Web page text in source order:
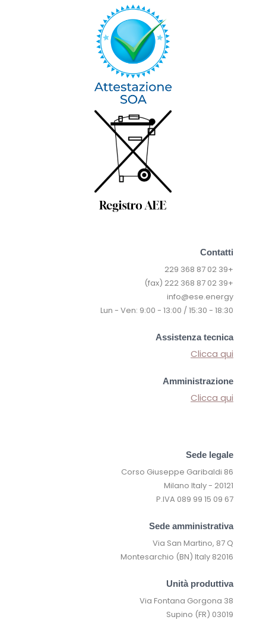
Contatti
+39 02 87 368 229
+39 02 87 368 222 (fax)
info@ese.energy
Lun - Ven: 9:00 - 13:00 / 15:30 - 18:30
Assistenza tecnica
Clicca qui
Amministrazione
Clicca qui
Sede legale
Corso Giuseppe Garibaldi 86
20121 - Milano Italy
P.IVA 089 99 15 09 67
Sede amministrativa
Via San Martino, 87 Q
82016 Montesarchio (BN) Italy
Unità produttiva
Via Fontana Gorgona 38
03019 Supino (FR)